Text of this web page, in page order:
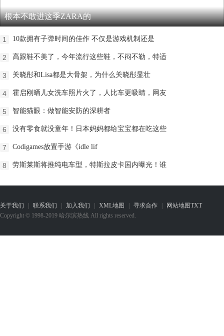
根本不敢进这季ZARA的
1 10款拥有子弹时间的佳作 不仅是游戏机制还是
2 高跟鞋不美了，今年流行这些鞋，不闷不勒，特适
3 关晓彤和Lisa都是大骨架，为什么关晓彤显壮
4 霍启刚晒儿女洗车照片火了，人比车更吸睛，网友
5 智能猫眼：做智能安防的深耕者
6 没有零食就没童年！日本妈妈都给宝宝都在吃这些
7 Codigames放置手游《idle lif
8 劳斯莱斯将推纯电车型，特斯拉皮卡国内曝光！谁
关于我们 | 联系我们 | 加入我们 | XML地图 | 寻求合作 | 网站地图TXT
Copyright © 1998-2019 哈尔滨热线 All rights reserved.